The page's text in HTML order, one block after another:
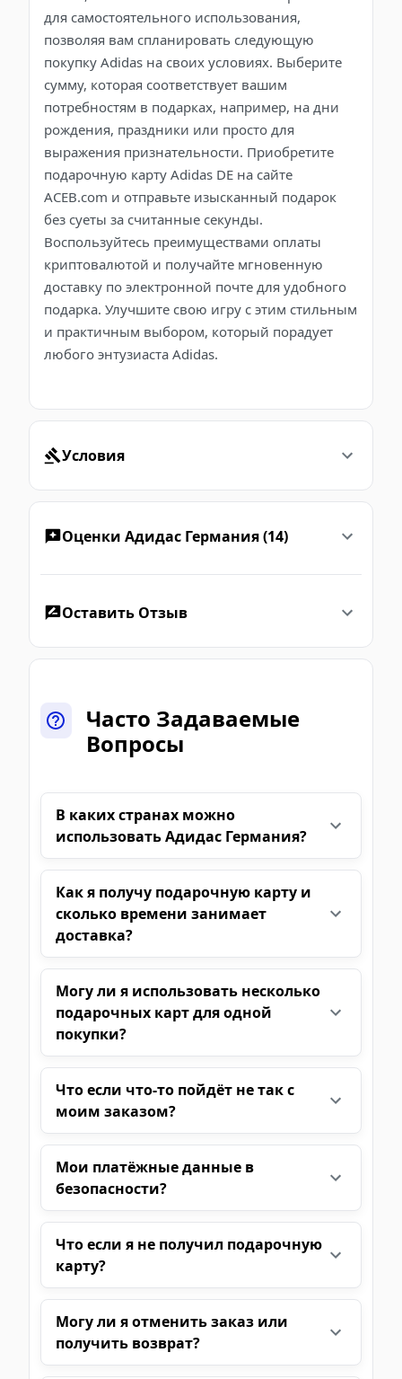
для самостоятельного использования,
позволяя вам спланировать следующую
покупку Adidas на своих условиях. Выберите
сумму, которая соответствует вашим
потребностям в подарках, например, на дни
рождения, праздники или просто для
выражения признательности. Приобретите
подарочную карту Adidas DE на сайте
ACEB.com и отправьте изысканный подарок
без суеты за считанные секунды.
Воспользуйтесь преимуществами оплаты
криптовалютой и получайте мгновенную
доставку по электронной почте для удобного
подарка. Улучшите свою игру с этим стильным
и практичным выбором, который порадует
любого энтузиаста Adidas.
Условия
Оценки Адидас Германия (14)
Оставить Отзыв
Часто Задаваемые
Вопросы
В каких странах можно
использовать Адидас Германия?
Как я получу подарочную карту и
сколько времени занимает
доставка?
Могу ли я использовать несколько
подарочных карт для одной
покупки?
Что если что-то пойдёт не так с
моим заказом?
Мои платёжные данные в
безопасности?
Что если я не получил подарочную
карту?
Могу ли я отменить заказ или
получить возврат?